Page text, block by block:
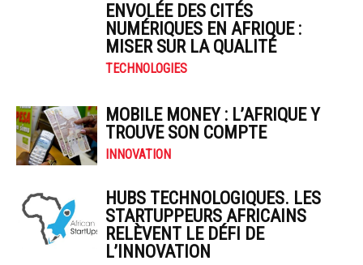
ENVOLÉE DES CITÉS
NUMÉRIQUES EN AFRIQUE :
MISER SUR LA QUALITÉ
TECHNOLOGIES
MOBILE MONEY : L’AFRIQUE Y
TROUVE SON COMPTE
INNOVATION
HUBS TECHNOLOGIQUES. LES
STARTUPPEURS AFRICAINS
RELÈVENT LE DÉFI DE
L’INNOVATION